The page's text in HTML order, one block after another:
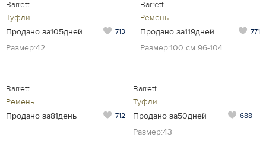
Barrett
Туфли
Продано за105дней
713
Размер:42
Barrett
Ремень
Продано за119дней
771
Размер:100 см 96-104
Barrett
Ремень
Продано за81день
712
Barrett
Туфли
Продано за50дней
688
Размер:43